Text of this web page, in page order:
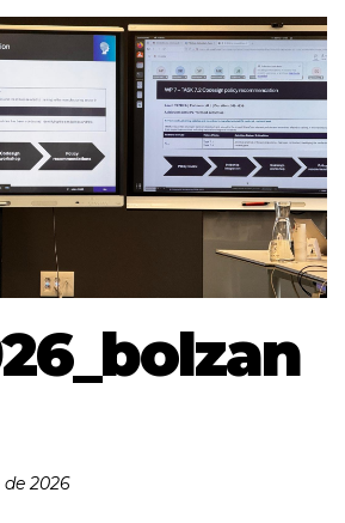
de 2026